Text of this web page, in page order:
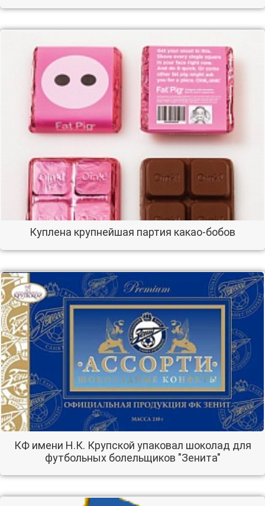
Куплена крупнейшая партия какао-бобов
КФ имeни Н.К. Крупской упаковал шоколад для
футбольных болельщиков "Зенита"